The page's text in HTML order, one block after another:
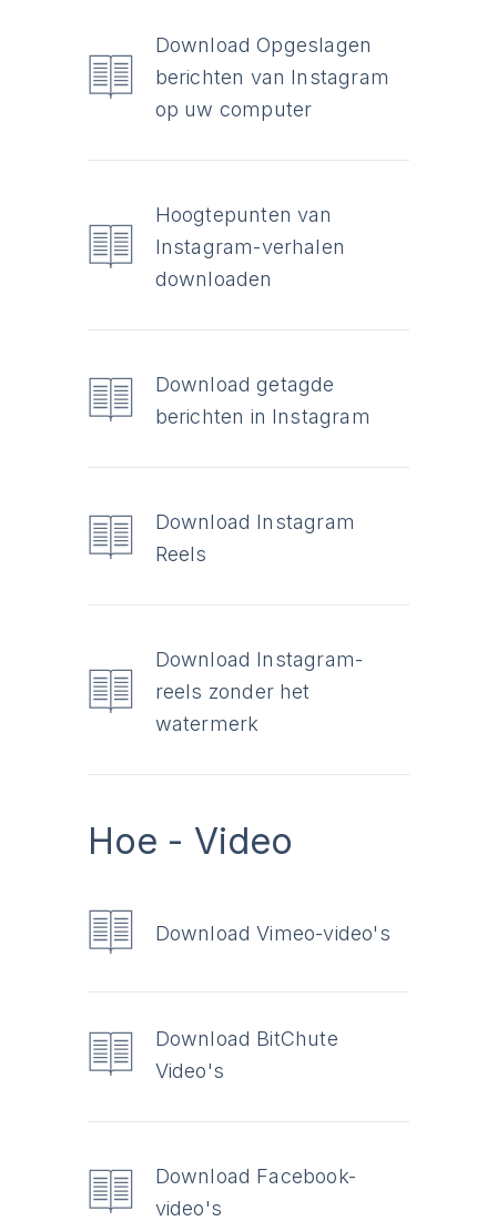
Download Opgeslagen
berichten van Instagram
op uw computer
Hoogtepunten van
Instagram-verhalen
downloaden
Download getagde
berichten in Instagram
Download Instagram
Reels
Download Instagram-
reels zonder het
watermerk
Hoe - Video
Download Vimeo-video's
Download BitChute
Video's
Download Facebook-
video's